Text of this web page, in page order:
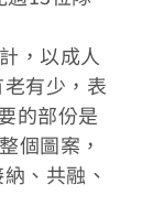
，以成人
有少，表
的部份是
個圖案，
、共融、